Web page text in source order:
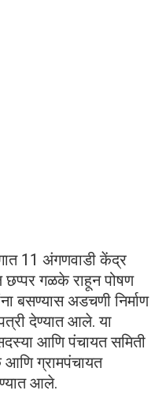
11 अंगणवाडी केंद्र
छप्पर गळके राहून पोषण
बसण्यास अडचणी निर्माण
देण्यात आले. या
आणि पंचायत समिती
ग्रामपंचायत
आले.